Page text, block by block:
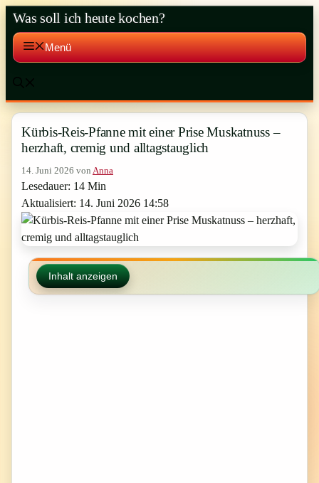
Zum
Inhalt
springen
Was soll ich heute kochen?
Menü
Kürbis-Reis-Pfanne mit einer Prise Muskatnuss –
herzhaft, cremig und alltagstauglich
14. Juni 2026 von Anna
Lesedauer: 14 Min
Aktualisiert: 14. Juni 2026 14:58
Inhalt anzeigen